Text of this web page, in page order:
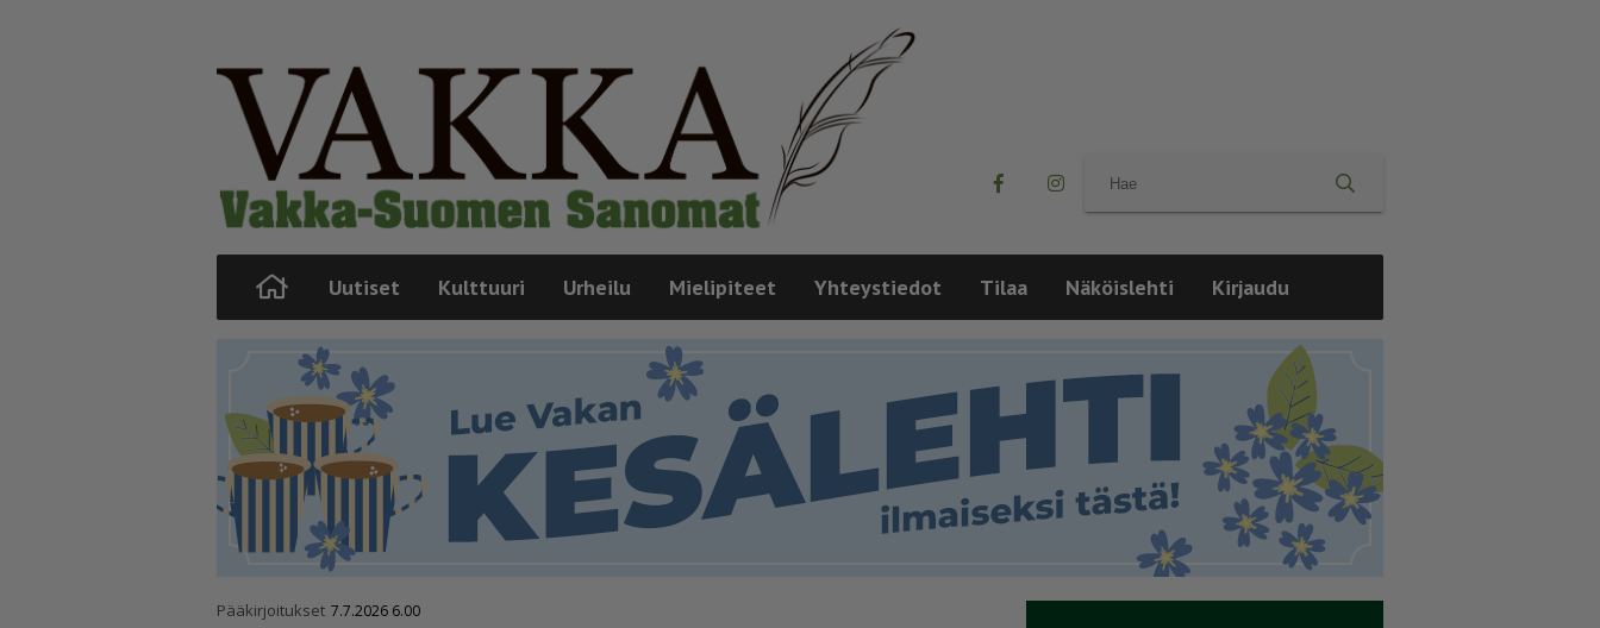
Uutiset Kulttuuri Urheilu Mielipiteet Yhteystiedot Tilaa Näköislehti Kirjaudu
Pääkirjoitukset 7.7.2026 6.00